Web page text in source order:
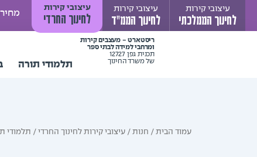
עיצובי קירות
לחינוך הממלכתי
עיצובי קירות
לחינוך הממ"ד
עיצובי קירות
לחינוך החרדי
ריסטארט - מעצבים קירות
ומרחבי למידה לבתי ספר
תכנית גפן 12727
של משרד החינוך
תלמודי תורה
עמוד הבית / חנות / עיצובי קירות לחינוך החרדי / תלמודי